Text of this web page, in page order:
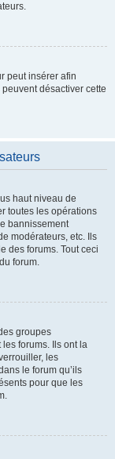
peut insérer afin
désactiver cette
haut niveau de
toutes les opérations
bannissement
modérateurs, etc. Ils
des forums. Tout ceci
forum.
groupes
forums. Ils ont la
les
le forum qu’ils
pour que les